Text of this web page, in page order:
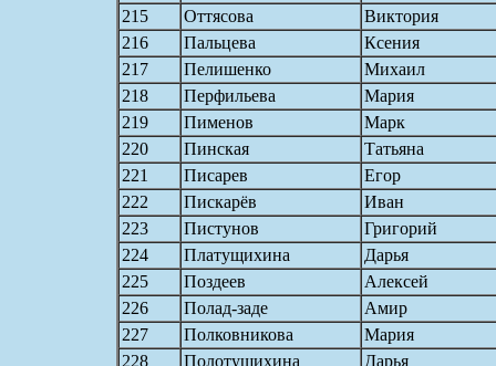
215
Оттясова
Виктория
216
Пальцева
Ксения
217
Пелишенко
Михаил
218
Перфильева
Мария
219
Пименов
Марк
220
Пинская
Татьяна
221
Писарев
Егор
222
Пискарёв
Иван
223
Пистунов
Григорий
224
Платущихина
Дарья
225
Поздеев
Алексей
226
Полад-заде
Амир
227
Полковникова
Мария
228
Полотущихина
Дарья